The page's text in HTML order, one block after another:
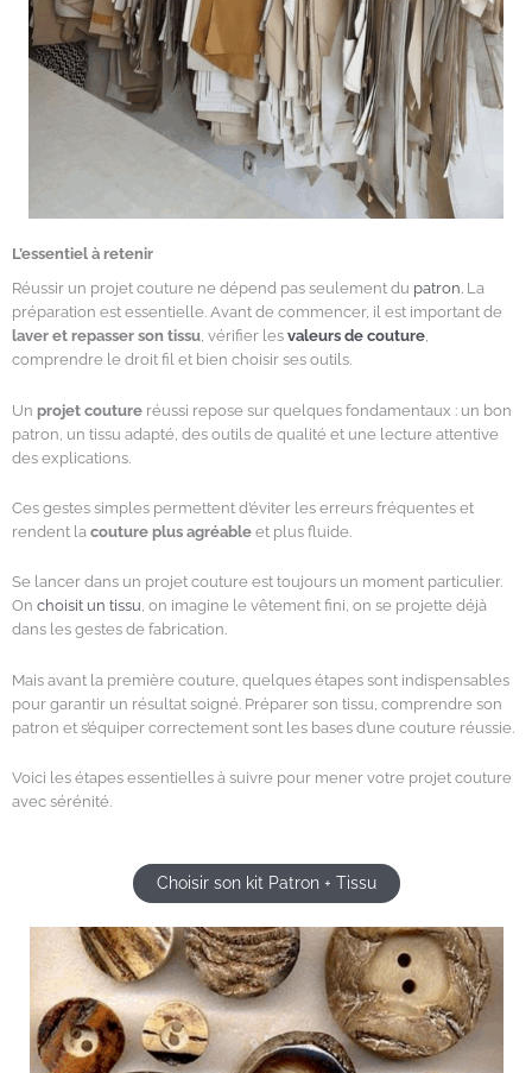
L’essentiel à retenir
Réussir un projet couture ne dépend pas seulement du patron. La
préparation est essentielle. Avant de commencer, il est important de
laver et repasser son tissu, vérifier les valeurs de couture,
comprendre le droit fil et bien choisir ses outils.
Un projet couture réussi repose sur quelques fondamentaux : un bon
patron, un tissu adapté, des outils de qualité et une lecture attentive
des explications.
Ces gestes simples permettent d’éviter les erreurs fréquentes et
rendent la couture plus agréable et plus fluide.
Se lancer dans un projet couture est toujours un moment particulier.
On choisit un tissu, on imagine le vêtement fini, on se projette déjà
dans les gestes de fabrication.
Mais avant la première couture, quelques étapes sont indispensables
pour garantir un résultat soigné. Préparer son tissu, comprendre son
patron et s’équiper correctement sont les bases d’une couture réussie.
Voici les étapes essentielles à suivre pour mener votre projet couture
avec sérénité.
Choisir son kit Patron + Tissu